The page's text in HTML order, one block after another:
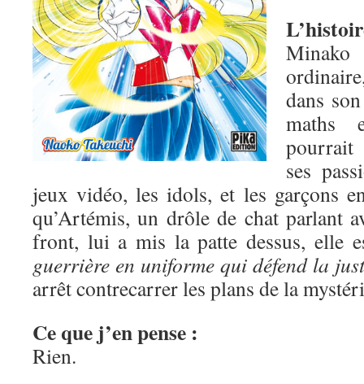
Minako
dans
maths
pourrait
ses
jeux vidéo, les idols, et les garçons
qu’Artémis, un drôle de chat parlant
front, lui a mis la patte dessus, elle
guerrière en uniforme qui défend la
arrêt contrecarrer les plans de la
Ce que j’en pense :
Rien.